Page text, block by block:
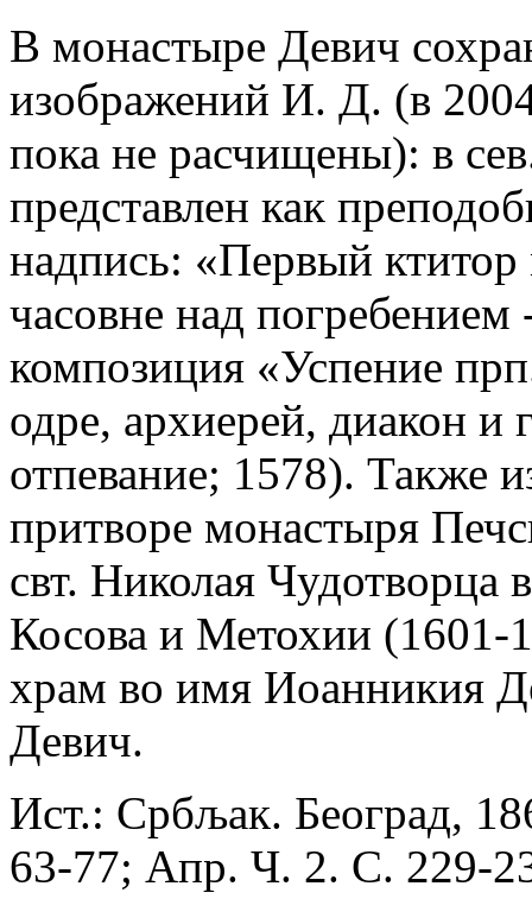
В монастыре Девич
изображений И. Д. (в
пока не расчищены): в
представлен как
надпись: «Первый
часовне над погребением
композиция «Успение
одре, архиерей, диакон
отпевание; 1578). Также
притворе монастыря
свт. Николая Чудотворца
Косова и Метохии (1601-
храм во имя Иоанникия
Девич.
Ист.: Србљак. Београд,
63-77; Апр. Ч. 2. С. 229-